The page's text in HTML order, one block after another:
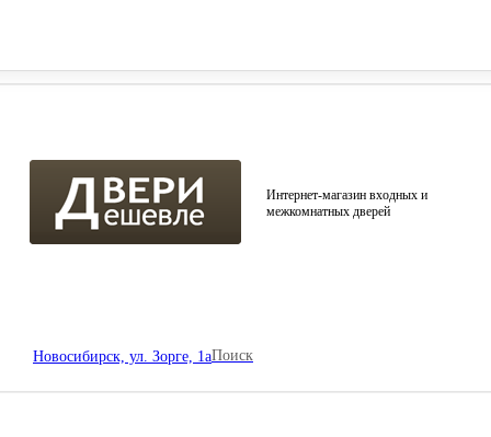
Интернет-магазин входных и
межкомнатных дверей
Новосибирск, ул. Зорге, 1аПоиск